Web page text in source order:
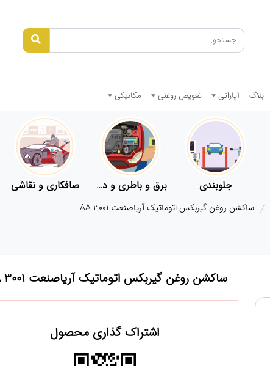
بلاگ آپاراتی تعویض روغنی مکانیکی
جلوبندی برق و باطری و دیاگ صافکاری و نقاشی
ساکشن روغن گیربکس اتوماتیک آریاصنعت AA 3001
ساکشن روغن گیربکس اتوماتیک آریاصنعت AA 3001
اشتراک گذاری محصول